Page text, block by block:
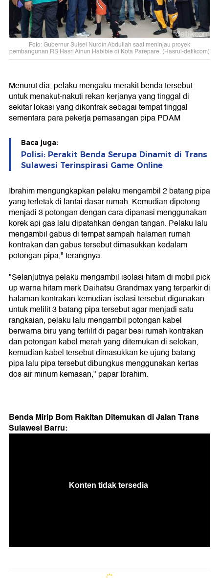
Foto: Gubernur Sulsel Nurdin Abdullah saat meninjau proyek
pembangunan RS Hasri Ainun Habibie di Kota Parepare. (Hasrul-detikcom)
Menurut dia, pelaku mengaku merakit benda tersebut
untuk menakut-nakuti rekan kerjanya yang tinggal di
sekitar lokasi yang dikontrak sebagai tempat tinggal
sementara para pekerja pemasangan pipa PDAM
Baca juga:
Polisi: Perakit Benda Serupa Dinamit di Trans
Sulawesi Terinspirasi Game Online
Ibrahim mengungkapkan pelaku mengambil 2 batang pipa
yang terletak di lantai dasar rumah. Kemudian dipotong
menjadi 3 potongan dengan cara dipanasi menggunakan
korek api gas lalu dipatahkan dengan tangan. Pelaku lalu
mengambil gabus di tempat sampah halaman rumah
kontrakan dan gabus tersebut dimasukkan kedalam
potongan pipa," terangnya.
"Selanjutnya pelaku mengambil isolasi hitam di mobil pick
up warna hitam merk Daihatsu Grandmax yang terparkir di
halaman kontrakan kemudian isolasi tersebut digunakan
untuk melilit 3 batang pipa tersebut agar menjadi satu
rangkaian, pelaku lalu mengambil potongan kabel
berwarna biru yang terlilit di pagar besi rumah kontrakan
dan potongan kabel merah yang ditemukan di selokan,
kemudian kabel tersebut dimasukkan ke ujung batang
pipa lalu pipa tersebut dibungkus menggunakan kertas
dos air minum kemasan," papar Ibrahim.
Benda Mirip Bom Rakitan Ditemukan di Jalan Trans
Sulawesi Barru: